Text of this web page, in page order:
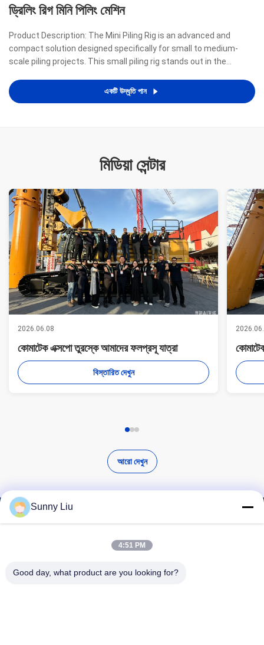
ড্রিলিং রিগ মিনি পিলিং মেশিন
Product Description: The Mini Piling Rig is an advanced and
compact solution designed specifically for small to medium-
scale piling projects. This small piling rig stands out in the
power, efficiency, and portability, making it an ideal ...
একটি উদ্ধৃতি পান
মিডিয়া সেন্টার
2026.06.08
কোমাটেক এক্সপো তুরস্কে আমাদের ফলপ্রসূ যাত্রা
বিস্তারিত দেখুন
আরো দেখুন
উচ্চ মানের পণ্য খুঁজুন
Sunny Liu
4:51 PM
Good day, what product are you looking for?